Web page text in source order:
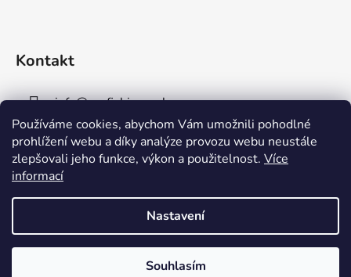
Používáme cookies, abychom Vám umožnili pohodlné
prohlížení webu a díky analýze provozu webu neustále
zlepšovali jeho funkce, výkon a použitelnost. Více
informací
Nastavení
Souhlasím
Kontakt
info@aaafishingpraha.cz
778 011 878
Vytvořil Shoptet
AAA Fishing Praha s.r.o.